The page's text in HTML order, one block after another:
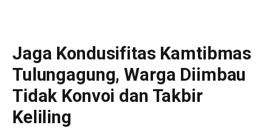
Jaga Kondusifitas Kamtibmas
Tulungagung, Warga Diimbau
Tidak Konvoi dan Takbir
Keliling